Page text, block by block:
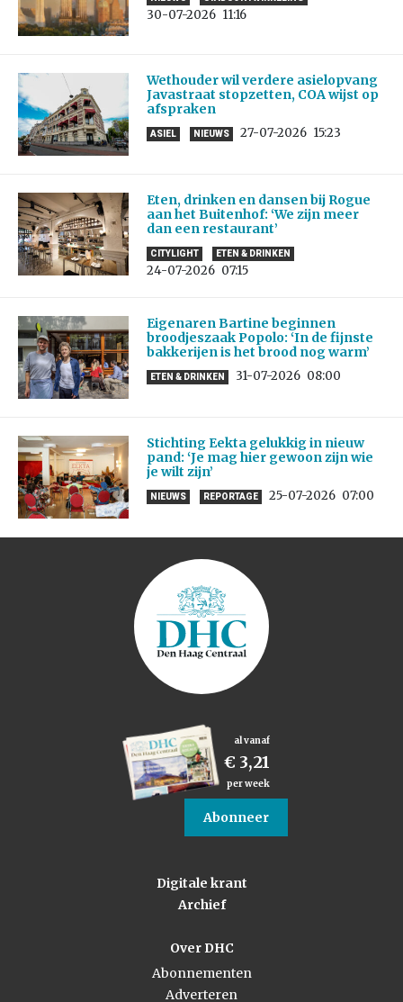
30-07-2026 11:16
Wethouder wil verdere asielopvang
Javastraat stopzetten, COA wijst op
afspraken
ASIEL NIEUWS 27-07-2026 15:23
Eten, drinken en dansen bij Rogue
aan het Buitenhof: ‘We zijn meer
dan een restaurant’
CITYLIGHT ETEN & DRINKEN
24-07-2026 07:15
Eigenaren Bartine beginnen
broodjeszaak Popolo: ‘In de fijnste
bakkerijen is het brood nog warm’
ETEN & DRINKEN 31-07-2026 08:00
Stichting Eekta gelukkig in nieuw
pand: ‘Je mag hier gewoon zijn wie
je wilt zijn’
NIEUWS REPORTAGE 25-07-2026 07:00
al vanaf
€ 3,21
per week
Abonneer
Digitale krant
Archief
Over DHC
Abonnementen
Adverteren